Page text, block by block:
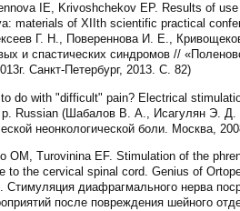
IE, Krivoshchekov EP. Results of
materials of XIIth scientific practical
Г. Н., Повереннова И. Е.,
и спастических синдромов //
Санкт-Петербург, 2013. С. 82)
do with "difficult" pain? Electrical
Russian (Шабалов В. А., Исагулян Э. Д.
неонкологической боли. Москва,
OM, Turovinina EF. Stimulation of the
to the cervical spinal cord. Genius of
диафрагмального нерва
после повреждения шейного